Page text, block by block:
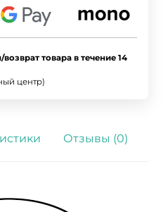
товара в течение 14
центр)
Отзывы (0)